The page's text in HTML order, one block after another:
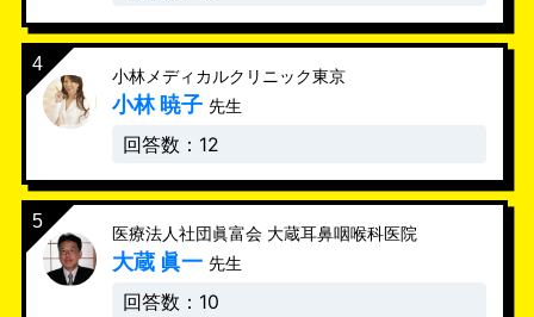
小林メディカルクリニック東京
小林 暁子 先生
回答数：12
医療法人社団眞富会 大蔵耳鼻咽喉科医院
大蔵 眞一 先生
回答数：10